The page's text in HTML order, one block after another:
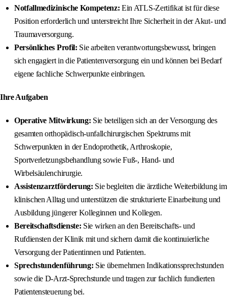
Notfallmedizinische Kompetenz: Ein ATLS-Zertifikat ist für diese
Position erforderlich und unterstreicht Ihre Sicherheit in der Akut- und
Traumaversorgung.
Persönliches Profil: Sie arbeiten verantwortungsbewusst, bringen
sich engagiert in die Patientenversorgung ein und können bei Bedarf
eigene fachliche Schwerpunkte einbringen.
Ihre Aufgaben
Operative Mitwirkung: Sie beteiligen sich an der Versorgung des
gesamten orthopädisch-unfallchirurgischen Spektrums mit
Schwerpunkten in der Endoprothetik, Arthroskopie,
Sportverletzungsbehandlung sowie Fuß-, Hand- und
Wirbelsäulenchirurgie.
Assistenzarztförderung: Sie begleiten die ärztliche Weiterbildung im
klinischen Alltag und unterstützen die strukturierte Einarbeitung und
Ausbildung jüngerer Kolleginnen und Kollegen.
Bereitschaftsdienste: Sie wirken an den Bereitschafts- und
Rufdiensten der Klinik mit und sichern damit die kontinuierliche
Versorgung der Patientinnen und Patienten.
Sprechstundenführung: Sie übernehmen Indikationssprechstunden
sowie die D-Arzt-Sprechstunde und tragen zur fachlich fundierten
Patientensteuerung bei.